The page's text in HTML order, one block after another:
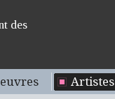
des
Artistes